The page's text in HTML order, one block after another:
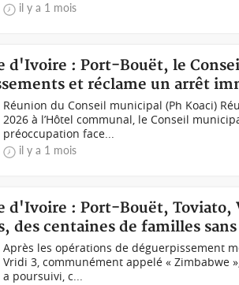
il y a 1 mois
d'Ivoire : Port-Bouët, le
et réclame un arrêt
Réunion du Conseil municipal (Ph Koaci)
2026 à l’Hôtel communal, le Conseil
préoccupation face...
il y a 1 mois
d'Ivoire : Port-Bouët, Toviato,
des centaines de familles
Après les opérations de déguerpissement
Vridi 3, communément appelé « Zimbabwe
a poursuivi, c...